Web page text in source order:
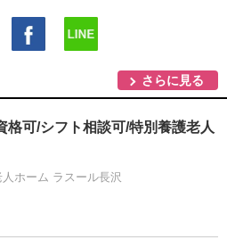
さらに見る
格可/シフト相談可/特別養護老人
ホーム ラスール長沢